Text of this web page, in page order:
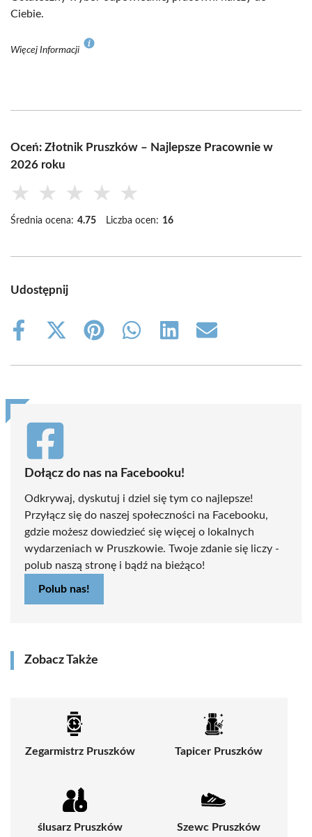
Ciebie.
Więcej Informacji
Oceń: Złotnik Pruszków – Najlepsze Pracownie w
2026 roku
★ ★ ★ ★ ★
Średnia ocena: 4.75 Liczba ocen: 16
Udostępnij
Share
Share
(Twitter)
Share
Share
Share
Share
Dołącz do nas na Facebooku!
Odkrywaj, dyskutuj i dziel się tym co najlepsze!
Przyłącz się do naszej społeczności na Facebooku,
gdzie możesz dowiedzieć się więcej o lokalnych
wydarzeniach w Pruszkowie. Twoje zdanie się liczy -
polub naszą stronę i bądź na bieżąco!
Polub nas!
Zobacz Także
Zegarmistrz Pruszków Tapicer Pruszków
ślusarz Pruszków Szewc Pruszków